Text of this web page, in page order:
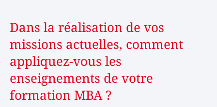
Dans la réalisation de vos
missions actuelles, comment
appliquez-vous les
enseignements de votre
formation MBA ?